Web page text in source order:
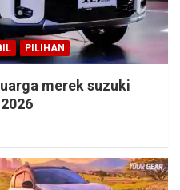
PILIHAN
merek suzuki